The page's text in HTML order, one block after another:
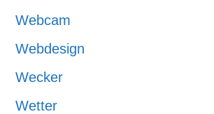
Webcam
Webdesign
Wecker
Wetter